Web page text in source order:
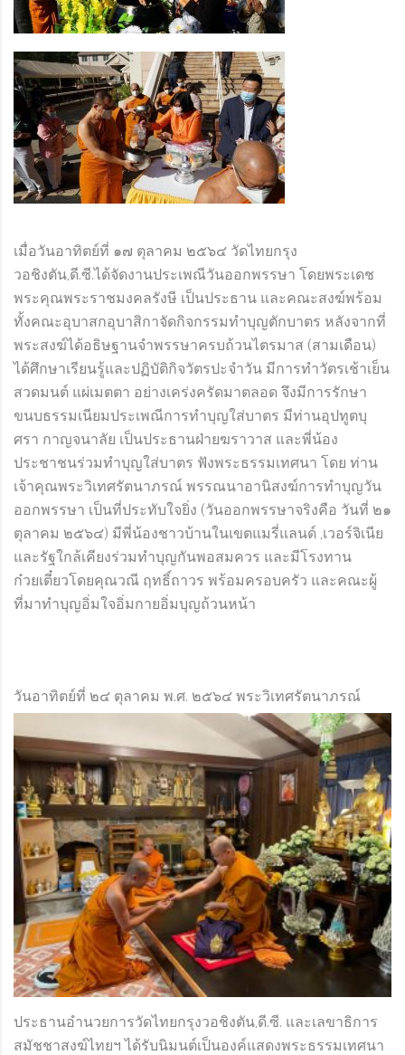
เมื่อวันอาทิตย์ที่ ๑๗ ตุลาคม ๒๕๖๔ วัดไทยกรุง
วอชิงตัน,ดี.ซี.ได้จัดงานประเพณีวันออกพรรษา โดยพระเดช
พระคุณพระราชมงคลรังษี เป็นประธาน และคณะสงฆ์พร้อม
ทั้งคณะอุบาสกอุบาสิกาจัดกิจกรรมทำบุญตักบาตร หลังจากที่
พระสงฆ์ได้อธิษฐานจำพรรษาครบถ้วนไตรมาส (สามเดือน)
ได้ศึกษาเรียนรู้และปฏิบัติกิจวัตรปะจำวัน มีการทำวัตรเช้าเย็น
สวดมนต์ แผ่เมตตา อย่างเคร่งครัดมาตลอด จึงมีการรักษา
ขนบธรรมเนียมประเพณีการทำบุญใส่บาตร มีท่านอุปทูตบุ
ศรา กาญจนาลัย เป็นประธานฝ่ายฆราวาส และพี่น้อง
ประชาชนร่วมทำบุญใส่บาตร ฟังพระธรรมเทศนา โดย ท่าน
เจ้าคุณพระวิเทศรัตนาภรณ์ พรรณนาอานิสงฆ์การทำบุญวัน
ออกพรรษา เป็นที่ประทับใจยิ่ง (วันออกพรรษาจริงคือ วันที่ ๒๑
ตุลาคม ๒๕๖๔) มีพี่น้องชาวบ้านในเขตแมรี่แลนด์ ,เวอร์จิเนีย
และรัฐใกล้เคียงร่วมทำบุญกันพอสมควร และมีโรงทาน
ก๋วยเตี๋ยวโดยคุณวณี ฤทธิ์ถาวร พร้อมครอบครัว และคณะผู้
ที่มาทำบุญอิ่มใจอิ่มกายอิ่มบุญถ้วนหน้า
วันอาทิตย์ที่ ๒๔ ตุลาคม พ.ศ. ๒๕๖๔ พระวิเทศรัตนาภรณ์
ประธานอำนวยการวัดไทยกรุงวอชิงตัน,ดี.ซี. และเลขาธิการ
สมัชชาสงฆ์ไทยฯ ได้รับนิมนต์เป็นองค์แสดงพระธรรมเทศนา